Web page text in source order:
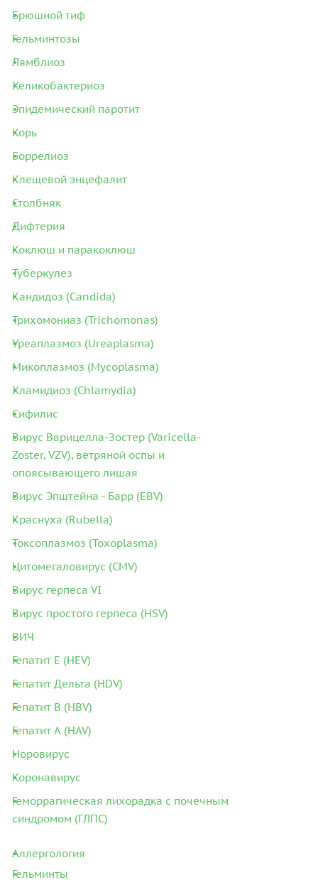
Брюшной тиф
Гельминтозы
Лямблиоз
Хеликобактериоз
Эпидемический паротит
Корь
Боррелиоз
Клещевой энцефалит
Столбняк
Дифтерия
Коклюш и паракоклюш
Туберкулез
Кандидоз (Candida)
Трихомониаз (Trichomonas)
Уреаплазмоз (Ureaplasma)
Микоплазмоз (Mycoplasma)
Хламидиоз (Chlamydia)
Сифилис
Вирус Варицелла-Зостер (Varicella-
Zoster, VZV), ветряной оспы и
опоясывающего лишая
Вирус Эпштейна - Барр (EBV)
Краснуха (Rubella)
Токсоплазмоз (Toxoplasma)
Цитомегаловирус (CMV)
Вирус герпеса VI
Вирус простого герпеса (HSV)
ВИЧ
Гепатит E (HEV)
Гепатит Дельта (HDV)
Гепатит В (HBV)
Гепатит А (HAV)
Норовирус
Коронавирус
Геморрагическая лихорадка с почечным
синдромом (ГЛПС)
Аллергология
Гельминты